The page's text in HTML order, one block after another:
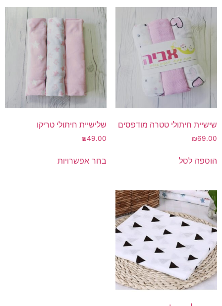
סוגים.
ניתן
לבחור
את
האפשרויות
בעמוד
המוצר
שישיית חיתולי טטרה מודפסים
₪69.00
הוספה לסל
שלישיית חיתולי טריקו
₪49.00
בחר אפשרויותזה